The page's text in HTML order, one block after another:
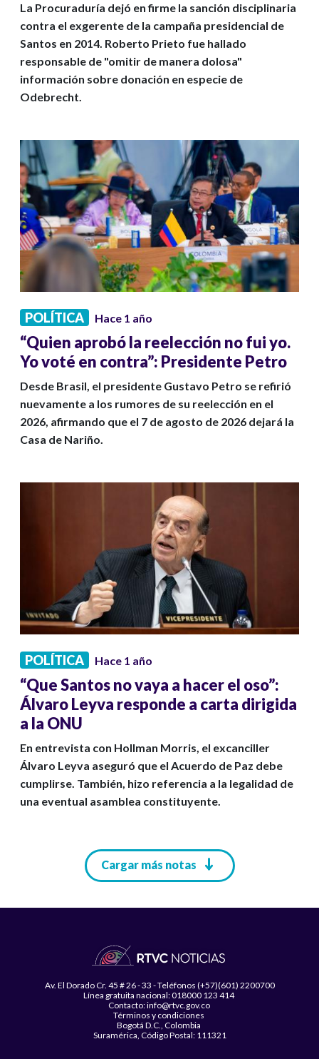
La Procuraduría dejó en firme la sanción disciplinaria
contra el exgerente de la campaña presidencial de
Santos en 2014. Roberto Prieto fue hallado
responsable de "omitir de manera dolosa"
información sobre donación en especie de
Odebrecht.
POLÍTICA Hace 1 año
“Quien aprobó la reelección no fui yo.
Yo voté en contra”: Presidente Petro
Desde Brasil, el presidente Gustavo Petro se refirió
nuevamente a los rumores de su reelección en el
2026, afirmando que el 7 de agosto de 2026 dejará la
Casa de Nariño.
POLÍTICA Hace 1 año
“Que Santos no vaya a hacer el oso”:
Álvaro Leyva responde a carta dirigida
a la ONU
En entrevista con Hollman Morris, el excanciller
Álvaro Leyva aseguró que el Acuerdo de Paz debe
cumplirse. También, hizo referencia a la legalidad de
una eventual asamblea constituyente.
Cargar más notas
Av. El Dorado Cr. 45 # 26 - 33 - Teléfonos (+57)(601) 2200700
Línea gratuita nacional: 018000 123 414
Contacto: info@rtvc.gov.co
Términos y condiciones
Bogotá D.C., Colombia
Suramérica, Código Postal: 111321